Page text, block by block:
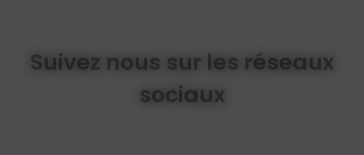
Suivez nous sur les réseaux
sociaux